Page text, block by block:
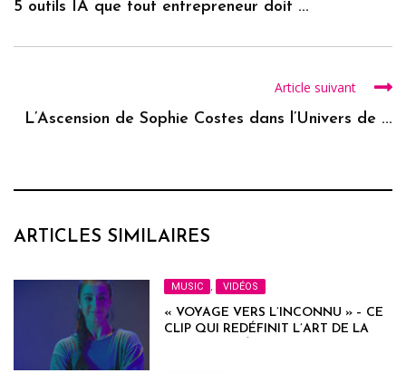
5 outils IA que tout entrepreneur doit ...
Article suivant
L’Ascension de Sophie Costes dans l’Univers de ...
ARTICLES SIMILAIRES
MUSIC VIDÉOS
« VOYAGE VERS L’INCONNU » – CE
CLIP QUI REDÉFINIT L’ART DE LA